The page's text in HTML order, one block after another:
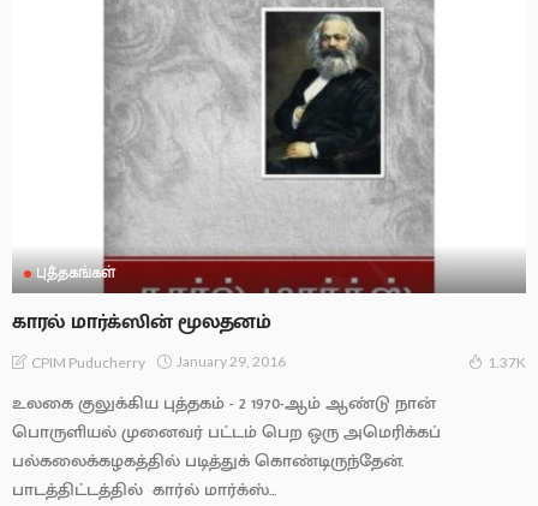
புத்தகங்கள்
காரல் மார்க்ஸின் மூலதனம்
CPIM Puducherry January 29, 2016 1.37K
உலகை குலுக்கிய புத்தகம் - 2 1970-ஆம் ஆண்டு நான்
பொருளியல் முனைவர் பட்டம் பெற ஒரு அமெரிக்கப்
பல்கலைக்கழகத்தில் படித்துக் கொண்டிருந்தேன்.
பாடத்திட்டத்தில் கார்ல் மார்க்ஸ்...